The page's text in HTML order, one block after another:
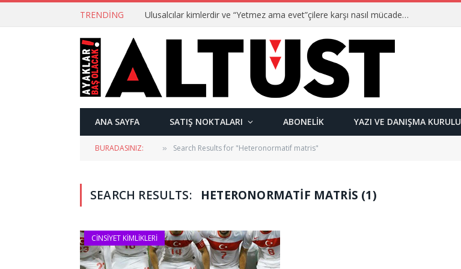
TRENDING Ulusalcılar kimlerdir ve “Yetmez ama evet”çilere karşı nasıl mücadele ederler?
ANA SAYFA SATIŞ NOKTALARI ABONELIK YAZI VE DANIŞMA KURULU
BURADASINIZ: » Search Results for "Heteronormatif matris"
SEARCH RESULTS: HETERONORMATIF MATRIS (1)
CINSIYET KIMLIKLERI